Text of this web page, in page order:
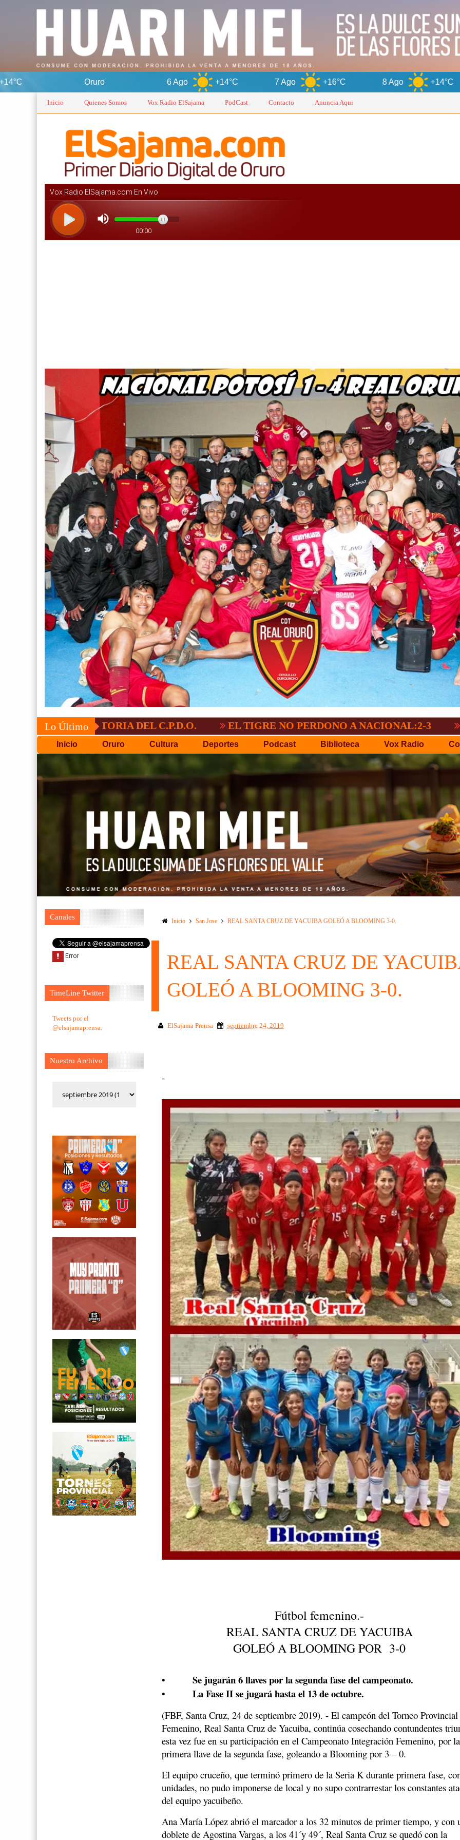
+14°C 7 Ago +16°C 8 Ago +14°C 9 Ago
Inicio Quienes Somos Vox Radio ElSajama PodCast Contacto Anuncia Aqui
Lo ÚltimoDEL C.P.D.O. EL TIGRE NO PERDONO A NACIONAL:2-3 GV-SAN
Inicio Oruro Cultura Deportes Podcast Biblioteca Vox Radio
Canales
TimeLine Twitter
Tweets por el
@elsajamaprensa.
Nuestro Archivo
Inicio San Jose REAL SANTA CRUZ DE YACUIBA GOLEÓ A BLOOMING 3-0.
REAL SANTA CRUZ DE
GOLEÓ A BLOOMING 3-0.
ElSajama Prensa septiembre 24, 2019
-
Fútbol femenino.-
REAL SANTA CRUZ DE YACUIBA
GOLEÓ A BLOOMING POR 3-0
•
Se jugarán 6 llaves por la segunda fase del campeonato.
•
La Fase II se jugará hasta el 13 de octubre.
(FBF, Santa Cruz, 24 de septiembre 2019). - El campeón del Torneo Provincial
Femenino, Real Santa Cruz de Yacuiba, continúa cosechando contundentes
esta vez fue en su participación en el Campeonato Integración Femenino, por la
primera llave de la segunda fase, goleando a Blooming por 3 – 0.
El equipo cruceño, que terminó primero de la Seria K durante primera fase,
unidades, no pudo imponerse de local y no supo contrarrestar los constantes
del equipo yacuibeño.
Ana María López abrió el marcador a los 32 minutos de primer tiempo, y con
doblete de Agostina Vargas, a los 41´y 49´, Real Santa Cruz se quedó con la